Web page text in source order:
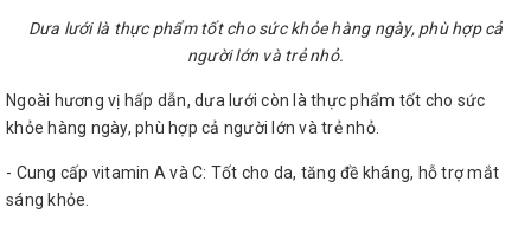
Dưa lưới là thực phẩm tốt cho sức khỏe hàng ngày, phù hợp cả
người lớn và trẻ nhỏ.
Ngoài hương vị hấp dẫn, dưa lưới còn là thực phẩm tốt cho sức
khỏe hàng ngày, phù hợp cả người lớn và trẻ nhỏ.
- Cung cấp vitamin A và C: Tốt cho da, tăng đề kháng, hỗ trợ mắt
sáng khỏe.